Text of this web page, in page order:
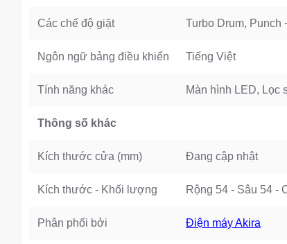
Các chế độ giặt Turbo Drum, Punch
Ngôn ngữ bảng điều khiển Tiếng Việt
Tính năng khác Màn hình LED, Lọc
Thông số khác
Kích thước cửa (mm) Đang cập nhật
Kích thước - Khối lượng Rộng 54 - Sâu 54 -
Phân phối bởi Điện máy Akira